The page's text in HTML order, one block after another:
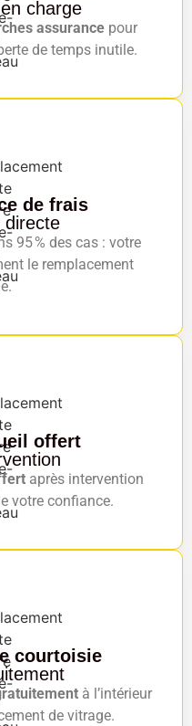
charge
assurance pour
de temps inutile.
de frais
directe
95 % des cas : votre
le remplacement
offert
après intervention
votre confiance.
courtoisie
à l’intérieur
de vitrage.